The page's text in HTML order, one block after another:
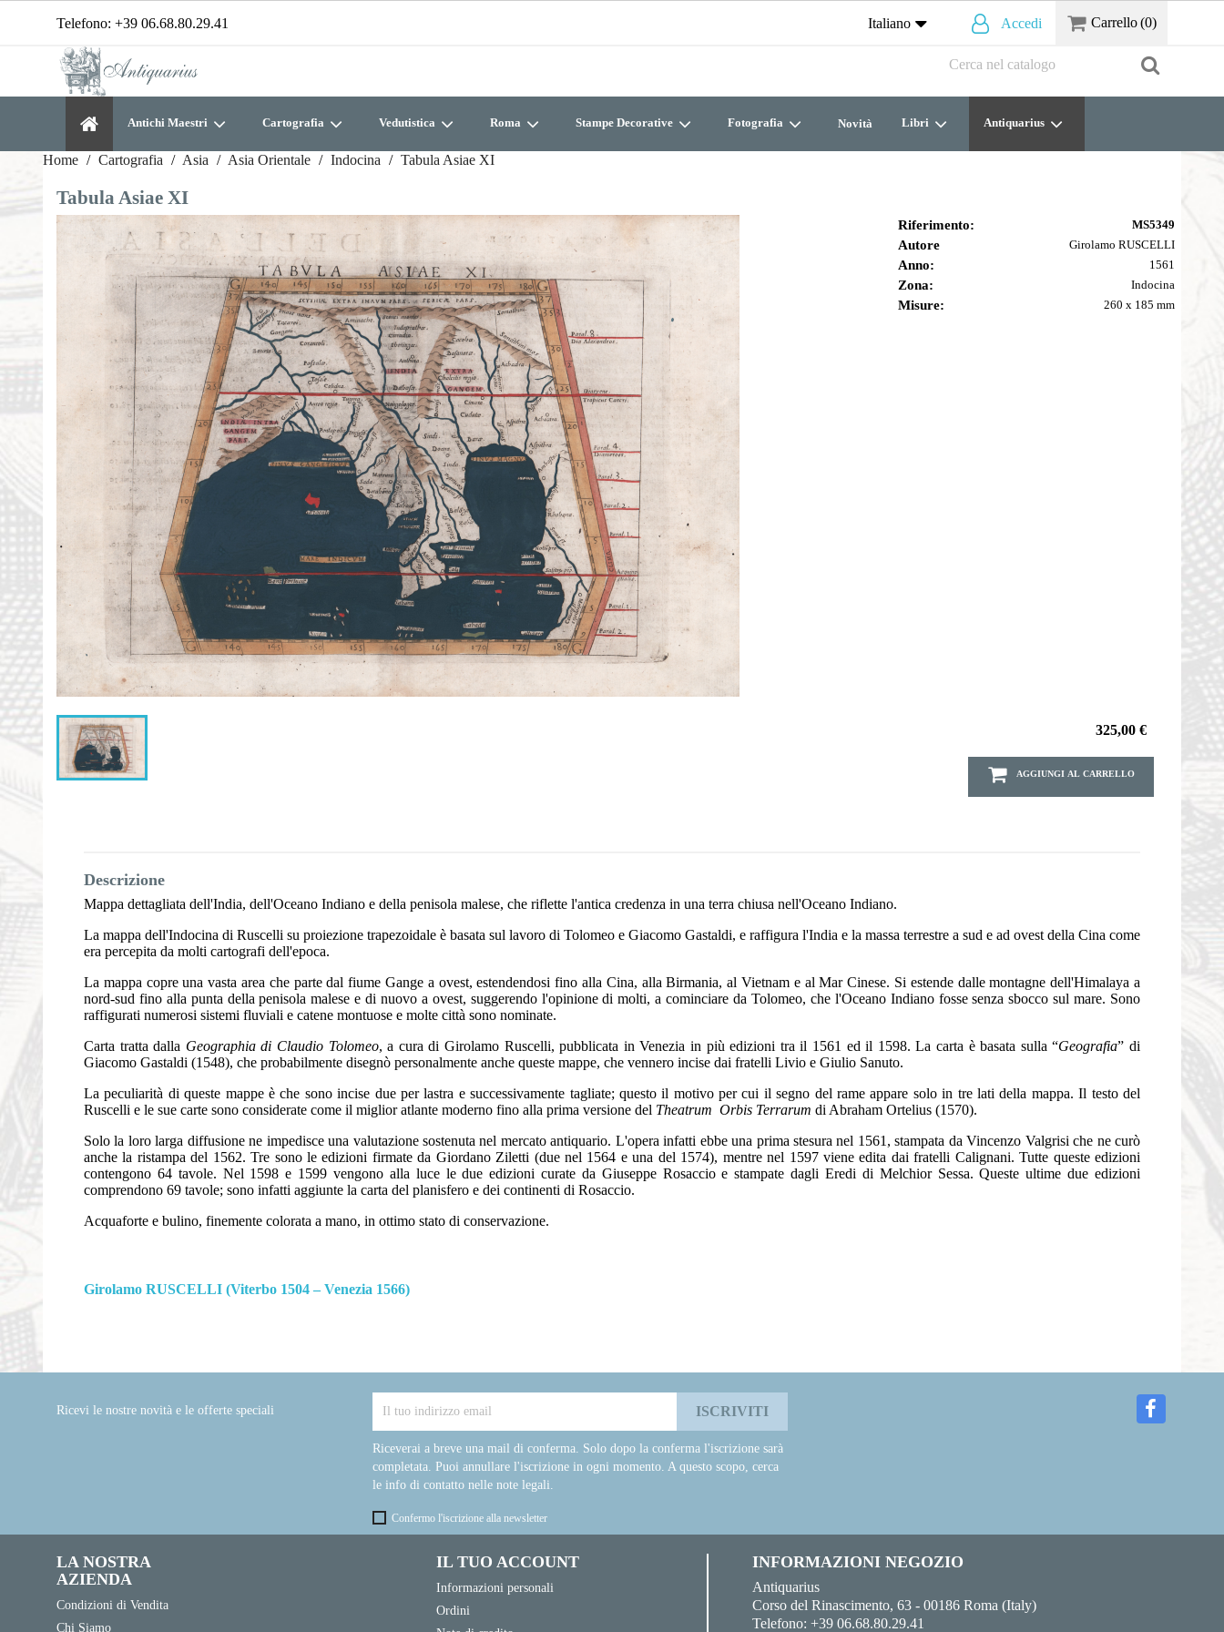
Telefono: +39 06.68.80.29.41 Italiano Accedi Carrello(0)
Antichi Maestri Cartografia Vedutistica Roma Stampe Decorative Fotografia Novità Libri Antiquarius
Home Cartografia Asia Asia Orientale Indocina Tabula Asiae XI
Tabula Asiae XI
Riferimento: MS5349
Autore Girolamo RUSCELLI
Anno: 1561
Zona: Indocina
Misure: 260 x 185 mm
325,00 €
AGGIUNGI AL CARRELLO
Descrizione
Mappa dettagliata dell'India, dell'Oceano Indiano e della penisola malese, che riflette l'antica credenza in una terra chiusa nell'Oceano Indiano.
La mappa dell'Indocina di Ruscelli su proiezione trapezoidale è basata sul lavoro di Tolomeo e Giacomo Gastaldi, e raffigura l'India e la massa terrestre a sud e ad ovest della Cina come
era percepita da molti cartografi dell'epoca.
La mappa copre una vasta area che parte dal fiume Gange a ovest, estendendosi fino alla Cina, alla Birmania, al Vietnam e al Mar Cinese. Si estende dalle montagne dell'Himalaya a
nord-sud fino alla punta della penisola malese e di nuovo a ovest, suggerendo l'opinione di molti, a cominciare da Tolomeo, che l'Oceano Indiano fosse senza sbocco sul mare. Sono
raffigurati numerosi sistemi fluviali e catene montuose e molte città sono nominate.
Carta tratta dalla Geographia di Claudio Tolomeo, a cura di Girolamo Ruscelli, pubblicata in Venezia in più edizioni tra il 1561 ed il 1598. La carta è basata sulla “Geografia” di
Giacomo Gastaldi (1548), che probabilmente disegnò personalmente anche queste mappe, che vennero incise dai fratelli Livio e Giulio Sanuto.
La peculiarità di queste mappe è che sono incise due per lastra e successivamente tagliate; questo il motivo per cui il segno del rame appare solo in tre lati della mappa. Il testo del
Ruscelli e le sue carte sono considerate come il miglior atlante moderno fino alla prima versione del Theatrum Orbis Terrarum di Abraham Ortelius (1570).
Solo la loro larga diffusione ne impedisce una valutazione sostenuta nel mercato antiquario. L'opera infatti ebbe una prima stesura nel 1561, stampata da Vincenzo Valgrisi che ne curò
anche la ristampa del 1562. Tre sono le edizioni firmate da Giordano Ziletti (due nel 1564 e una del 1574), mentre nel 1597 viene edita dai fratelli Calignani. Tutte queste edizioni
contengono 64 tavole. Nel 1598 e 1599 vengono alla luce le due edizioni curate da Giuseppe Rosaccio e stampate dagli Eredi di Melchior Sessa. Queste ultime due edizioni
comprendono 69 tavole; sono infatti aggiunte la carta del planisfero e dei continenti di Rosaccio.
Acquaforte e bulino, finemente colorata a mano, in ottimo stato di conservazione.
Girolamo RUSCELLI (Viterbo 1504 – Venezia 1566)
Ricevi le nostre novità e le offerte speciali
Riceverai a breve una mail di conferma. Solo dopo la conferma l'iscrizione sarà
completata. Puoi annullare l'iscrizione in ogni momento. A questo scopo, cerca
le info di contatto nelle note legali.
Confermo l'iscrizione alla newsletter
LA NOSTRA
AZIENDA
Condizioni di Vendita
Chi Siamo
IL TUO ACCOUNT
Informazioni personali
Ordini
INFORMAZIONI NEGOZIO
Antiquarius
Corso del Rinascimento, 63 - 00186 Roma (Italy)
Telefono:+39 06.68.80.29.41